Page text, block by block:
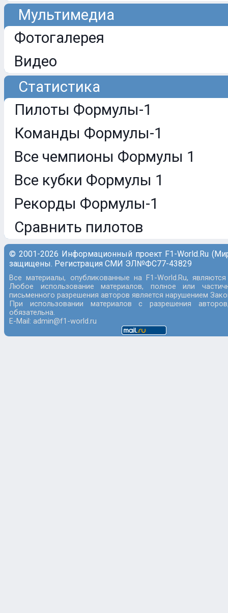
Мультимедиа
Фотогалерея
Видео
Статистика
Пилоты Формулы-1
Команды Формулы-1
Все чемпионы Формулы 1
Все кубки Формулы 1
Рекорды Формулы-1
Сравнить пилотов
© 2001-2026 Информационный проект F1-World.Ru
защищены. Регистрация СМИ ЭЛ№ФС77-43829
Все материалы, опубликованные на F1-World.Ru,
Любое использование материалов, полное или
письменного разрешения авторов является нарушением
При использовании материалов с разрешения
обязательна.
E-Mail: admin@f1-world.ru